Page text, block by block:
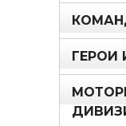
ГЕРОИ